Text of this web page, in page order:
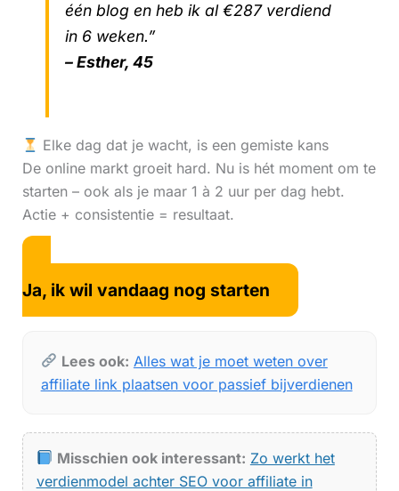
één blog en heb ik al €287 verdiend
in 6 weken.”
– Esther, 45
Elke dag dat je wacht, is een gemiste kans
De online markt groeit hard. Nu is hét moment om te
starten – ook als je maar 1 à 2 uur per dag hebt.
Actie + consistentie = resultaat.
Ja, ik wil vandaag nog starten
Lees ook: Alles wat je moet weten over
affiliate link plaatsen voor passief bijverdienen
Misschien ook interessant: Zo werkt het
verdienmodel achter SEO voor affiliate in